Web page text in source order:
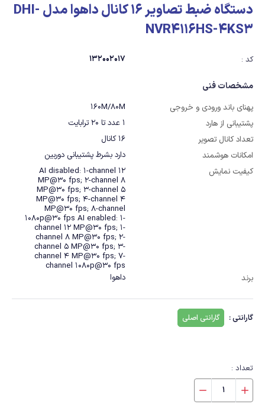
دستگاه ضبط تصاویر 16 کانال داهوا مدل DHI-
NVR4116HS-4KS3
کد : 132002017
مشخصات فنی
پهنای باند ورودی و خروجی
160M/80M
پشتیبانی از هارد
1 عدد تا 20 ترابایت
تعداد کانال تصویر
16 کانال
امکانات هوشمند
دارد بشرط پشتیبانی دوربین
کیفیت نمایش
AI disabled: 1-channel 12
MP@30 fps; 2-channel 8
MP@30 fps; 3-channel 5
MP@30 fps; 4-channel 4
MP@30 fps; 8-channel
1080p@30 fps AI enabled: 1-
channel 12 MP@30 fps; 1-
channel 8 MP@30 fps; 2-
channel 5 MP@30 fps; 3-
channel 4 MP@30 fps; 7-
channel 1080p@30 fps
برند
داهوا
گارانتی : گارانتی اصلی
تعداد :